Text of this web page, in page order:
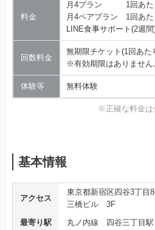
料金
月4プラン 1回あた
月4ペアプラン 1回あた
LINE食事サポート(2週
回数料金
無期限チケット(1回あた
※有効期限はありません
体験等 無料体験
※正確な料金は
基本情報
アクセス
東京都新宿区四谷3丁目
三橋ビル 3F
最寄り駅
丸ノ内線 四谷三丁目